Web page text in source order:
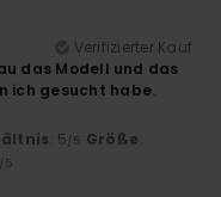
Verifizierter Kauf
das Modell und das
ich gesucht habe.
: 5/5 Größe:
/5